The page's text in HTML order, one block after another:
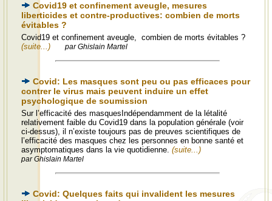
Covid19 et confinement aveugle, mesures
liberticides et contre-productives: combien de morts
évitables ?
Covid19 et confinement aveugle, combien de morts évitables ?
(suite...)
par Ghislain Martel
Covid: Les masques sont peu ou pas efficaces pour
contrer le virus mais peuvent induire un effet
psychologique de soumission
Sur l’efficacité des masquesIndépendamment de la létalité
relativement faible du Covid19 dans la population générale (voir
ci-dessus), il n’existe toujours pas de preuves scientifiques de
l’efficacité des masques chez les personnes en bonne santé et
asymptomatiques dans la vie quotidienne. (suite...)
par Ghislain Martel
Covid: Quelques faits qui invalident les mesures